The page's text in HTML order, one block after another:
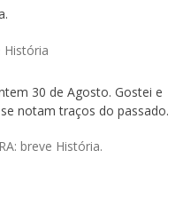
História
30 de Agosto. Gostei e
notam traços do passado.
breve História.